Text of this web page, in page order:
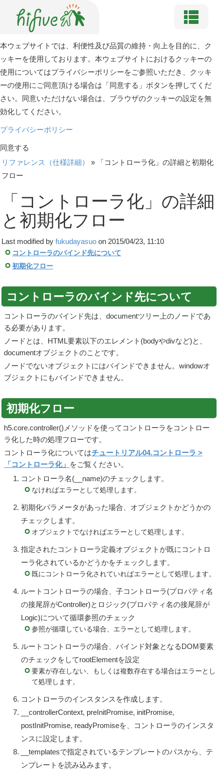
本ウェブサイトでは、利便性及び品質の維持・向上を目的に、ク
ッキーを使用しております。本ウェブサイトにおけるクッキーの
使用についてはプライバシーポリシーをご参照いただき、クッキ
ーの使用にご同意頂ける場合は「同意する」ボタンを押してくだ
さい。同意いただけない場合は、ブラウザのクッキーの設定を無
効化してください。
プライバシーポリシー
同意する
リファレンス（仕様詳細）
»
「コントローラ化」の詳細と初期化
フロー
「コントローラ化」の詳細
と初期化フロー
Last modified by fukudayasuo on 2015/04/23, 11:10
コントローラのバインド先について
初期化フロー
コントローラのバインド先について
コントローラのバインド先は、documentツリー上のノードであ
る必要があります。
ノードとは、HTML要素以下のエレメント(bodyやdivなど)と、
documentオブジェクトのことです。
ノードでないオブジェクトにはバインドできません。windowオ
ブジェクトにもバインドできません。
初期化フロー
h5.core.controller()メソッドを使ってコントローラをコントロー
ラ化した時の処理フローです。
コントローラ化についてはチュートリアル04.コントローラ >
「コントローラ化」 をご覧ください。
コントローラ名(__name)のチェックします。
なければエラーとして処理します。
初期化パラメータがあった場合、オブジェクトかどうかの
チェックします。
オブジェクトでなければエラーとして処理します。
指定されたコントローラ定義オブジェクトが既にコントロ
ーラ化されているかどうかをチェックします。
既にコントローラ化されていればエラーとして処理します。
ルートコントローラの場合、子コントローラ(プロパティ名
の接尾辞がController)とロジック(プロパティ名の接尾辞が
Logic)について循環参照のチェック
参照が循環している場合、エラーとして処理します。
ルートコントローラの場合、バインド対象となるDOM要素
のチェックをしてrootElementを設定
要素が存在しない、もしくは複数存在する場合はエラーとし
て処理します。
コントローラのインスタンスを作成します。
__controllerContext, preInitPromise, initPromise,
postInitPromise, readyPromiseを、コントローラのインスタ
ンスに設定します。
__templatesで指定されているテンプレートのパスから、テ
ンプレートを読み込みます。